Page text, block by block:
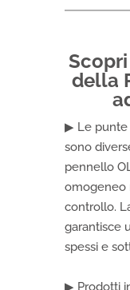
della
▶ Le punte
sono
pennello
omogeneo
controllo.
garantisce
spessi e
▶ Prodotti